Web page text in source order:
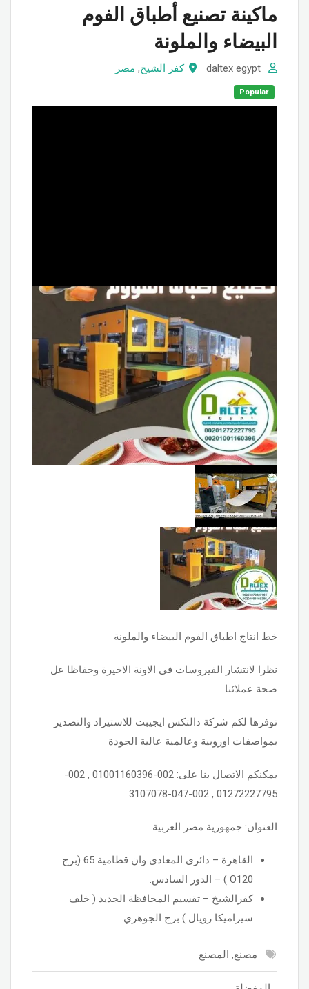
ماكينة تصنيع أطباق الفوم
البيضاء والملونة
كفر الشيخ, مصر
Popular
خط انتاج اطباق الفوم البيضاء والملونة
نظرا لانتشار الفيروسات فى الاونة الاخيرة وحفاظا عل
صحة عملائنا
توفرها لكم شركة دالتكس ايجيبت للاستيراد والتصدير
بمواصفات اوروبية وعالمية عالية الجودة
يمكنكم الاتصال بنا على: 002-01001160396 , 002-
01272227795 , 002-047-3107078
العنوان: جمهورية مصر العربية
القاهرة – دائرى المعادى وان قطامية 65 (برج
O120 ) – الدور السادس.
كفرالشيخ – تقسيم المحافظة الجديد ( خلف
سيراميكا رويال ) برج الجوهري.
مصنع, المصنع